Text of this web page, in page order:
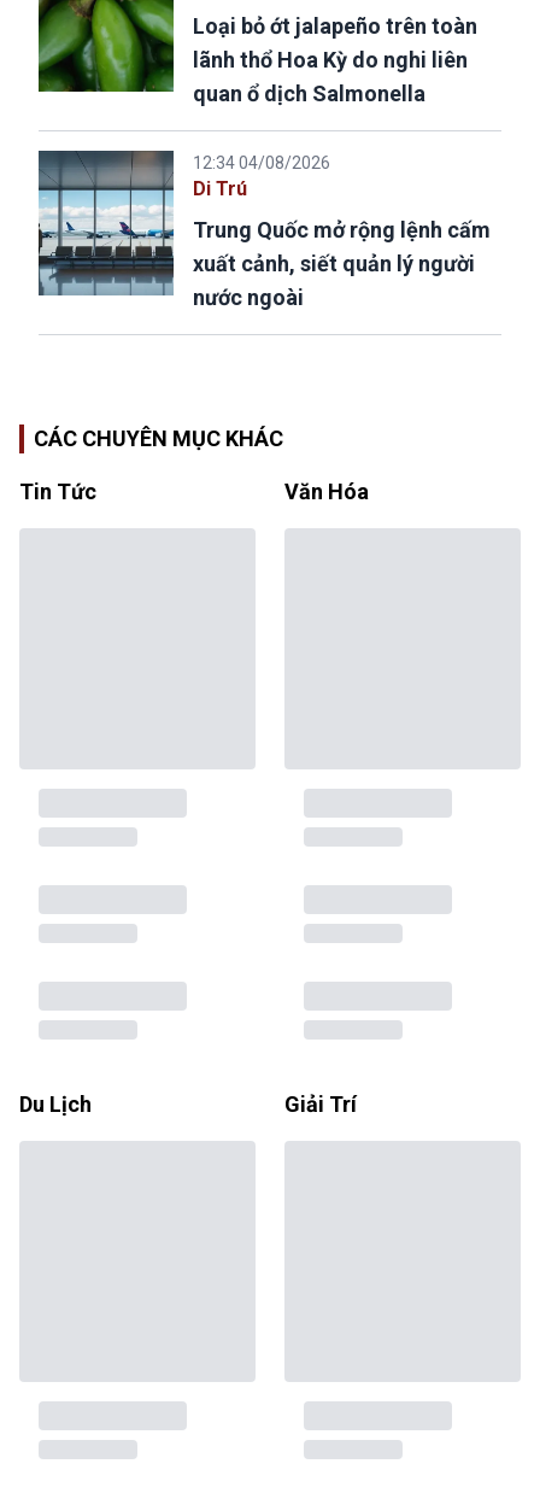
Loại bỏ ớt jalapeño trên toàn
lãnh thổ Hoa Kỳ do nghi liên
quan ổ dịch Salmonella
12:34 04/08/2026
Di Trú
Trung Quốc mở rộng lệnh cấm
xuất cảnh, siết quản lý người
nước ngoài
CÁC CHUYÊN MỤC KHÁC
Tin Tức Văn Hóa
Du Lịch Giải Trí